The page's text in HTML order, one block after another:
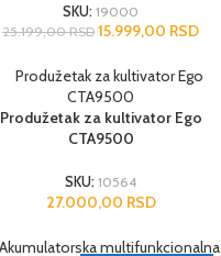
SKU: 19000
25.199,00RSD 15.999,00 RSD
Produžetak za kultivator Ego
CTA9500
SKU: 10564
27.000,00 RSD